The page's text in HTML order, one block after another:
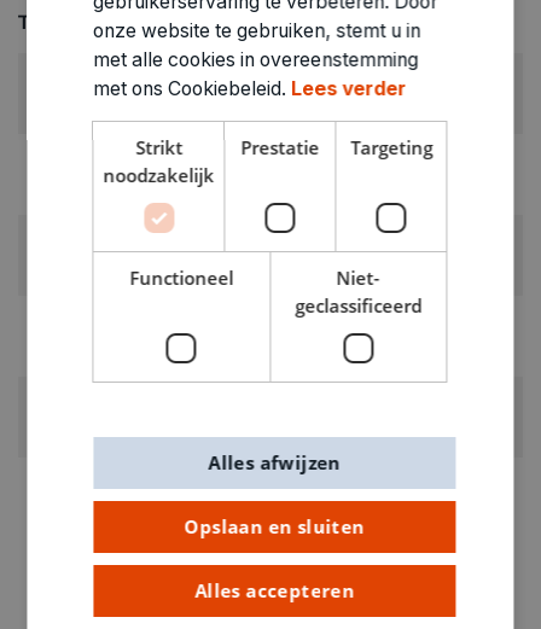
Technische specificaties
LEVERANCIERSKLEUR:
pastelgroen
0372273
onze website te gebruiken, stemt u in
met alle cookies in overeenstemming
met ons Cookiebeleid. Lees verder
Strikt
noodzakelijk
Prestatie Targeting
Functioneel
Niet-
geclassificeerd
Opslaan en sluiten
Alles accepteren
Alles afwijzen